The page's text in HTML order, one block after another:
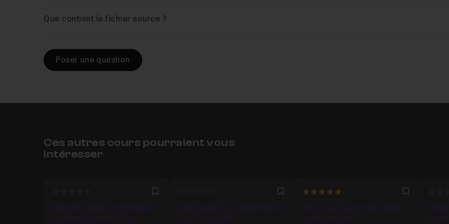
Leçon 7 Configuration du regard du personnage FPS avec la souris
Leçon 11 Script de tir du personnage FPS 10m20
Que contient le fichier source ?
Poser une question
Ces autres cours pourraient vous
intéresser
Favori
Maîtrisez Godot : De l'Initiation
au Développement de jeux
Favori
Godot Engine : De l'Animation 3D
à vos Jeux Vidéo
5 Favori
Unity : créer un FPS (jeu de tir) -
Guide Complet
en 2D